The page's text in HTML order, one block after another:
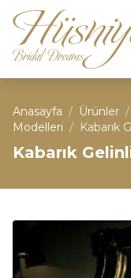
Anasayfa / Ürünler /
Modelleri / Kabarık
Kabarık